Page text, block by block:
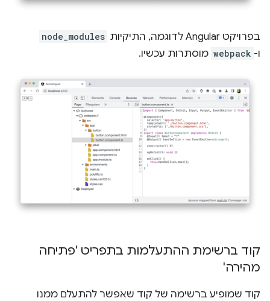
בפרויקט Angular לדוגמה, התיקיות node_modules
ו- webpack מוסתרות עכשיו.
קוד ברשימת ההתעלמות בתפריט 'פתיחה
מהירה'
קוד שמופיע ברשימה של קוד שאפשר להתעלם ממנו